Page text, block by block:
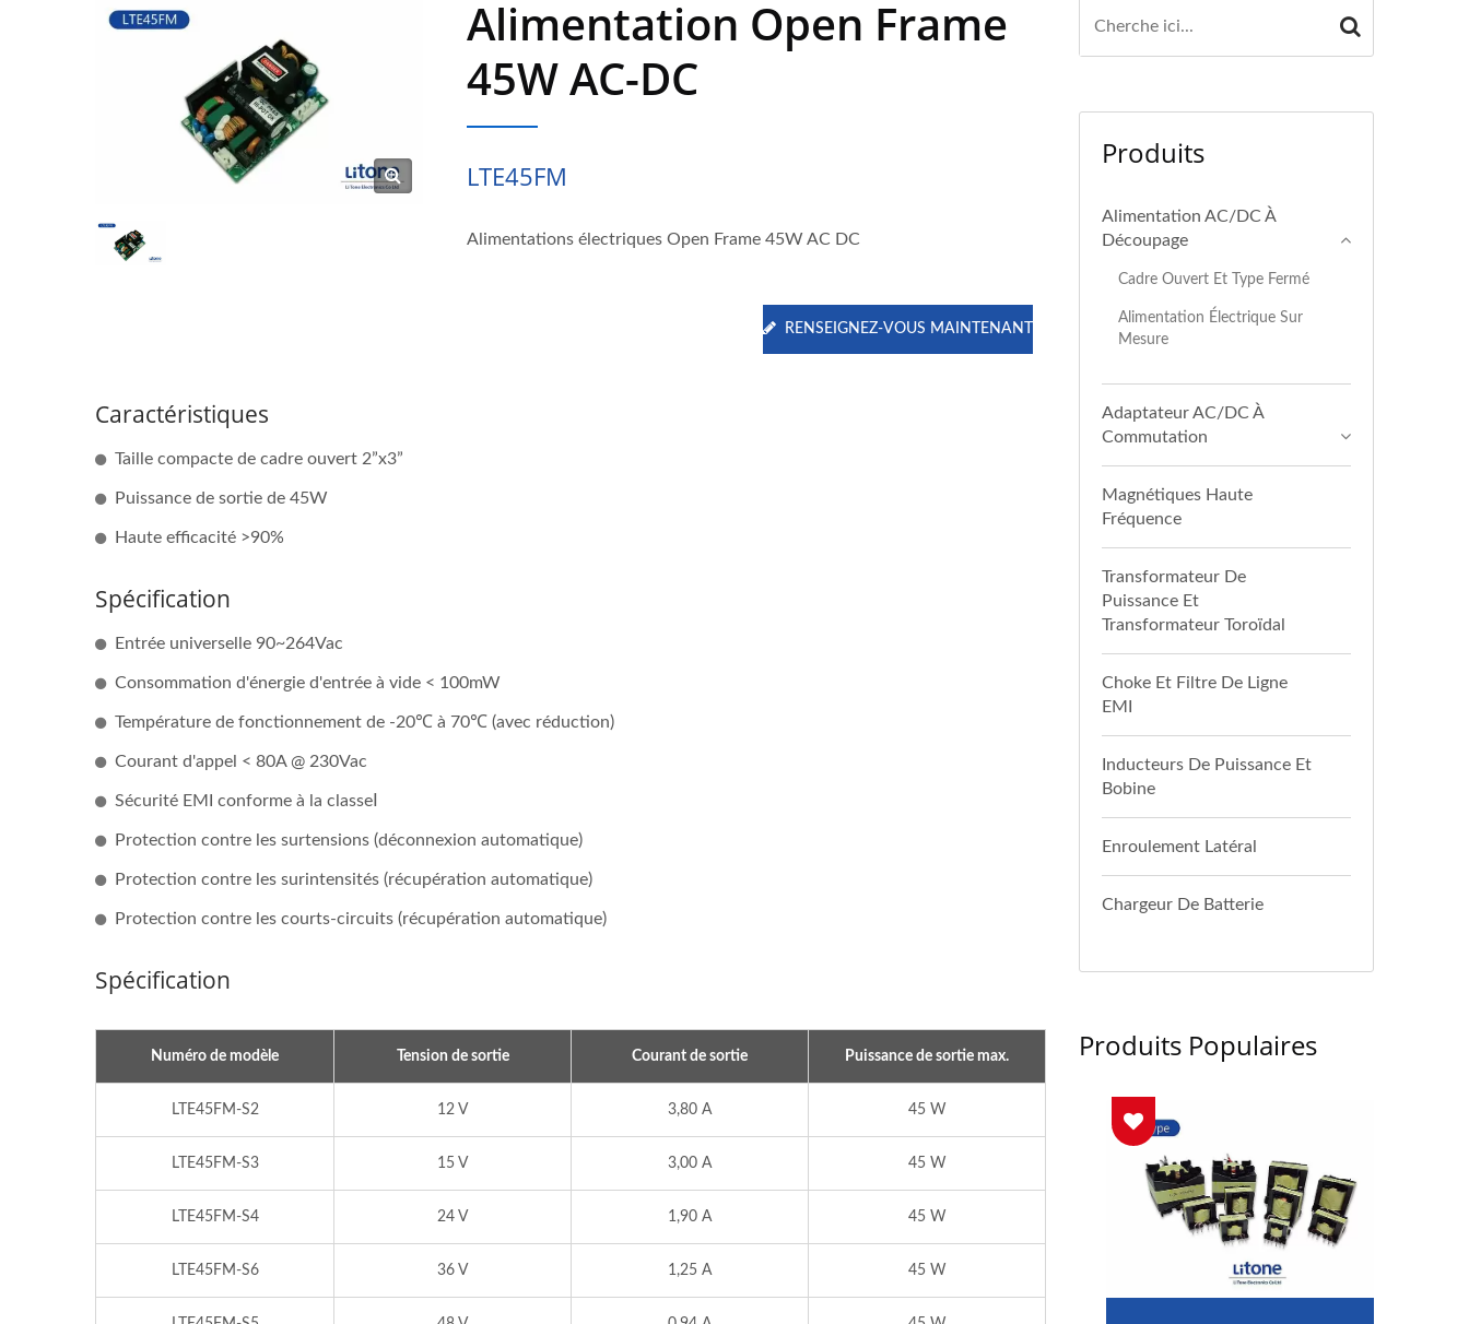
Alimentation Open Frame
45W AC-DC
LTE45FM
Alimentations électriques Open Frame 45W AC DC
RENSEIGNEZ-VOUS MAINTENANT
Caractéristiques
Taille compacte de cadre ouvert 2”x3”
Puissance de sortie de 45W
Haute efficacité >90%
Spécification
Entrée universelle 90~264Vac
Consommation d'énergie d'entrée à vide < 100mW
Température de fonctionnement de -20℃ à 70℃ (avec réduction)
Courant d'appel < 80A @ 230Vac
Sécurité EMI conforme à la classeⅠ
Protection contre les surtensions (déconnexion automatique)
Protection contre les surintensités (récupération automatique)
Protection contre les courts-circuits (récupération automatique)
Spécification
Numéro de modèle Tension de sortie Courant de sortie Puissance de sortie max.
LTE45FM-S2 12 V 3,80 A 45 W
LTE45FM-S3 15 V 3,00 A 45 W
LTE45FM-S4 24 V 1,90 A 45 W
LTE45FM-S6 36 V 1,25 A 45 W
Produits
Alimentation AC/DC À
Découpage
Cadre Ouvert Et Type Fermé
Alimentation Électrique Sur
Mesure
Adaptateur AC/DC À
Commutation
Magnétiques Haute
Fréquence
Transformateur De
Puissance Et
Transformateur Toroïdal
Choke Et Filtre De Ligne
EMI
Inducteurs De Puissance Et
Bobine
Enroulement Latéral
Chargeur De Batterie
Produits Populaires